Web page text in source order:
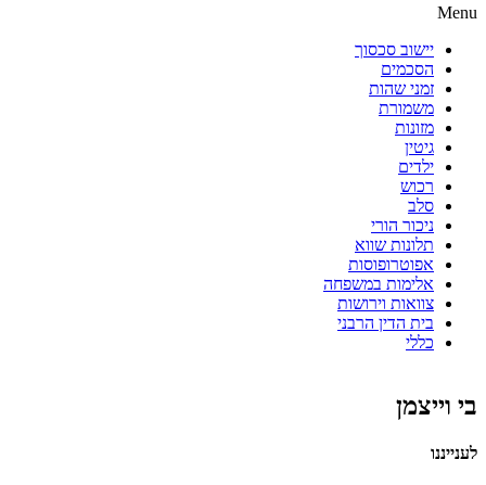
Menu
יישוב סכסוך
הסכמים
זמני שהות
משמורת
מזונות
גיטין
ילדים
רכוש
סלב
ניכור הורי
תלונות שווא
אפוטרופוסות
אלימות במשפחה
צוואות וירושות
בית הדין הרבני
כללי
בי וייצמן
לענייננו